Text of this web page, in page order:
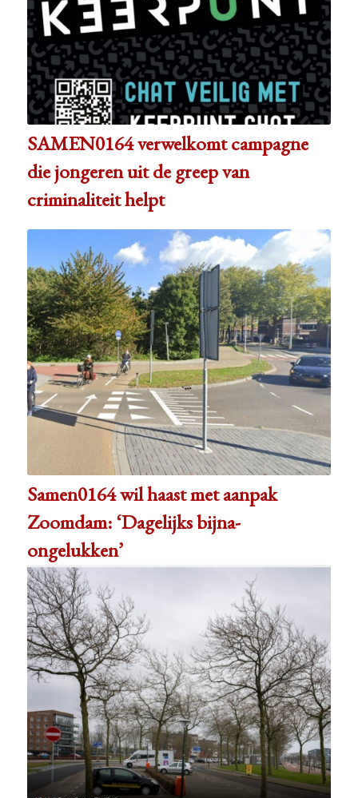
SAMEN0164 verwelkomt campagne
die jongeren uit de greep van
criminaliteit helpt
Samen0164 wil haast met aanpak
Zoomdam: ‘Dagelijks bijna-
ongelukken’